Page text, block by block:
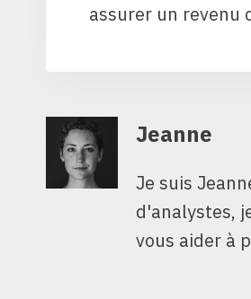
assurer un revenu
Jeanne
Je suis
d'analystes,
vous aider à